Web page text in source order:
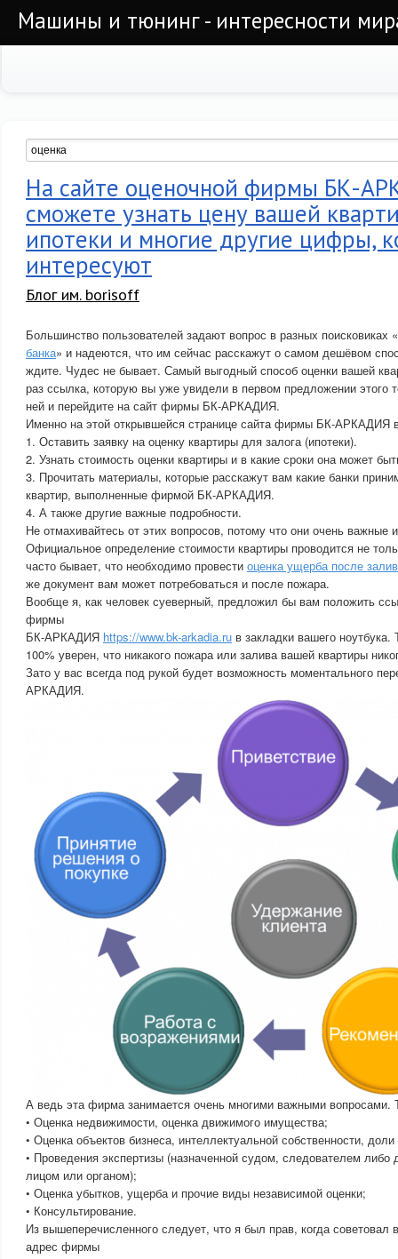
Машины и тюнинг - интересности
На сайте оценочной фирмы БК-
сможете узнать цену вашей
ипотеки и многие другие цифры,
интересуют
Блог им. borisoff
Большинство пользователей задают вопрос в разных поисковиках «
банка» и надеются, что им сейчас расскажут о самом дешёвом
ждите. Чудес не бывает. Самый выгодный способ оценки вашей
раз ссылка, которую вы уже увидели в первом предложении этого
ней и перейдите на сайт фирмы БК-АРКАДИЯ.
Именно на этой открывшейся странице сайта фирмы БК-АРКАДИЯ
1. Оставить заявку на оценку квартиры для залога (ипотеки).
2. Узнать стоимость оценки квартиры и в какие сроки она может
3. Прочитать материалы, которые расскажут вам какие банки
квартир, выполненные фирмой БК-АРКАДИЯ.
4. А также другие важные подробности.
Не отмахивайтесь от этих вопросов, потому что они очень важные
Официальное определение стоимости квартиры проводится не
часто бывает, что необходимо провести оценка ущерба после
же документ вам может потребоваться и после пожара.
Вообще я, как человек суеверный, предложил бы вам положить
фирмы
БК-АРКАДИЯ https://www.bk-arkadia.ru в закладки вашего
100% уверен, что никакого пожара или залива вашей квартиры
Зато у вас всегда под рукой будет возможность моментального
АРКАДИЯ.
А ведь эта фирма занимается очень многими важными вопросами.
• Оценка недвижимости, оценка движимого имущества;
• Оценка объектов бизнеса, интеллектуальной собственности,
• Проведения экспертизы (назначенной судом, следователем
лицом или органом);
• Оценка убытков, ущерба и прочие виды независимой оценки;
• Консультирование.
Из вышеперечисленного следует, что я был прав, когда советовал
адрес фирмы